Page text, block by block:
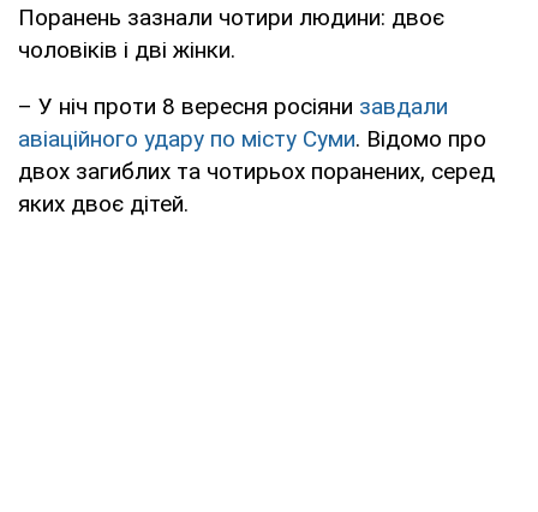
Поранень зазнали чотири людини: двоє
чоловіків і дві жінки.
– У ніч проти 8 вересня росіяни завдали
авіаційного удару по місту Суми. Відомо про
двох загиблих та чотирьох поранених, серед
яких двоє дітей.